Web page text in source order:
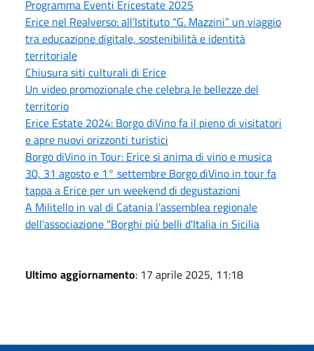
Programma Eventi Ericestate 2025
Erice nel Realverso: all’Istituto “G. Mazzini” un viaggio
tra educazione digitale, sostenibilità e identità
territoriale
Chiusura siti culturali di Erice
Un video promozionale che celebra le bellezze del
territorio
Erice Estate 2024: Borgo diVino fa il pieno di visitatori
e apre nuovi orizzonti turistici
Borgo diVino in Tour: Erice si anima di vino e musica
30, 31 agosto e 1° settembre Borgo diVino in tour fa
tappa a Erice per un weekend di degustazioni
A Militello in val di Catania l'assemblea regionale
dell'associazione "Borghi più belli d'Italia in Sicilia
Ultimo aggiornamento: 17 aprile 2025, 11:18